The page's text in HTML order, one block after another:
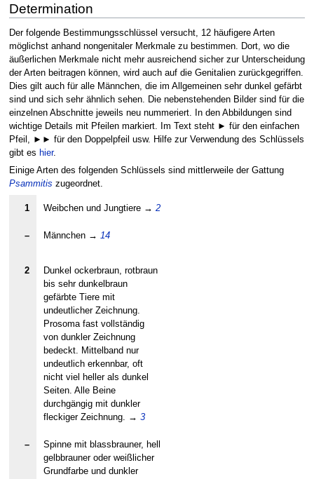
Determination
Der folgende Bestimmungsschlüssel versucht, 12 häufigere Arten
möglichst anhand nongenitaler Merkmale zu bestimmen. Dort, wo die
äußerlichen Merkmale nicht mehr ausreichend sicher zur Unterscheidung
der Arten beitragen können, wird auch auf die Genitalien zurückgegriffen.
Dies gilt auch für alle Männchen, die im Allgemeinen sehr dunkel gefärbt
sind und sich sehr ähnlich sehen. Die nebenstehenden Bilder sind für die
einzelnen Abschnitte jeweils neu nummeriert. In den Abbildungen sind
wichtige Details mit Pfeilen markiert. Im Text steht ► für den einfachen
Pfeil, ►► für den Doppelpfeil usw. Hilfe zur Verwendung des Schlüssels
gibt es hier.
Einige Arten des folgenden Schlüssels sind mittlerweile der Gattung
Psammitis zugeordnet.
1 Weibchen und Jungtiere → 2
– Männchen → 14
2
Dunkel ockerbraun, rotbraun
bis sehr dunkelbraun
gefärbte Tiere mit
undeutlicher Zeichnung.
Prosoma fast vollständig
von dunkler Zeichnung
bedeckt. Mittelband nur
undeutlich erkennbar, oft
nicht viel heller als dunkel
Seiten. Alle Beine
durchgängig mit dunkler
fleckiger Zeichnung. → 3
–
Spinne mit blassbrauner, hell
gelbbrauner oder weißlicher
Grundfarbe und dunkler